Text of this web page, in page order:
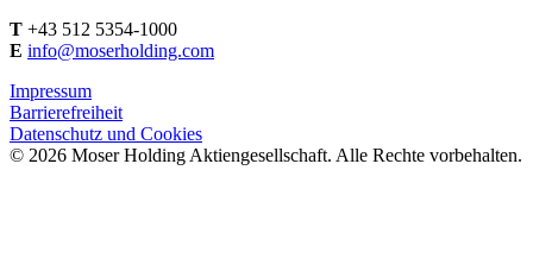
T +43 512 5354-1000
E info@moserholding.com
Impressum
Barrierefreiheit
Datenschutz und Cookies
© 2026 Moser Holding Aktiengesellschaft. Alle Rechte vorbehalten.